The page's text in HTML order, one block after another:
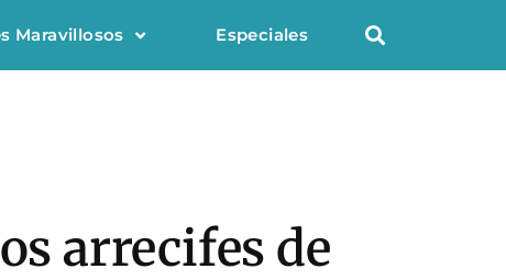
Maravillosos Especiales
arrecifes de